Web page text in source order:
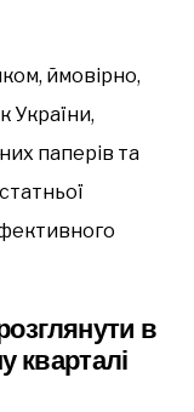
ймовірно,
України,
паперів та
в
кварталі